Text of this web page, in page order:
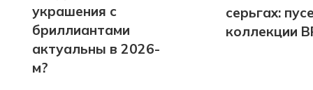
украшения с
бриллиантами
актуальны в 2026-
м?
серьгах:
коллекции